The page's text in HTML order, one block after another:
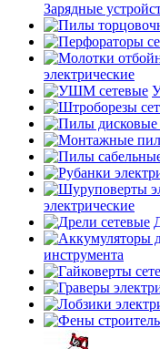
Зарядные
электрические
электрические
инструмента